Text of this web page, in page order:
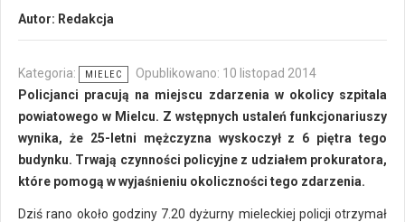
Autor: Redakcja
Kategoria: MIELEC
Opublikowano: 10 listopad 2014
Policjanci pracują na miejscu zdarzenia w okolicy szpitala
powiatowego w Mielcu. Z wstępnych ustaleń funkcjonariuszy
wynika, że 25-letni mężczyzna wyskoczył z 6 piętra tego
budynku. Trwają czynności policyjne z udziałem prokuratora,
które pomogą w wyjaśnieniu okoliczności tego zdarzenia.
Dziś rano około godziny 7.20 dyżurny mieleckiej policji otrzymał